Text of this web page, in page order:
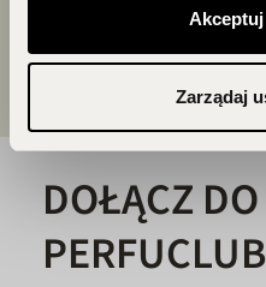
Zarządaj
DOŁĄCZ